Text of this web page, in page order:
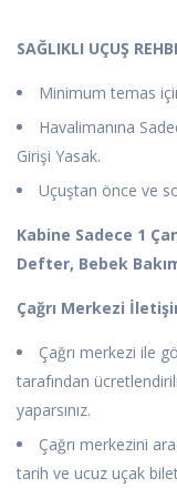
SAĞLIKLI UÇUŞ
Minimum temas
Havalimanına
Girişi Yasak.
Uçuştan önce ve
Kabine Sadece 1
Defter, Bebek
Çağrı Merkezi
Çağrı merkezi ile
tarafından
yaparsınız.
Çağrı merkezini
tarih ve ucuz uçak